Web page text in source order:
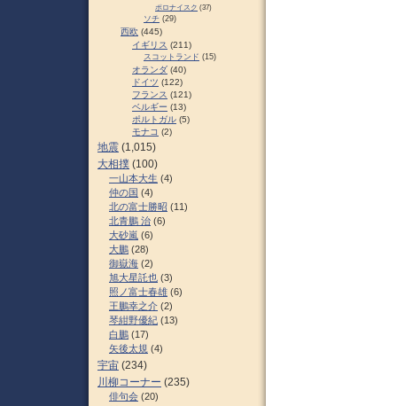
ポロナイスク (37)
ソチ (29)
西欧 (445)
イギリス (211)
スコットランド (15)
オランダ (40)
ドイツ (122)
フランス (121)
ベルギー (13)
ポルトガル (5)
モナコ (2)
地震 (1,015)
大相撲 (100)
一山本大生 (4)
仲の国 (4)
北の富士勝昭 (11)
北青鵬 治 (6)
大砂嵐 (6)
大鵬 (28)
御嶽海 (2)
旭大星託也 (3)
照ノ富士春雄 (6)
王鵬幸之介 (2)
琴紺野優紀 (13)
白鵬 (17)
矢後太規 (4)
宇宙 (234)
川柳コーナー (235)
俳句会 (20)